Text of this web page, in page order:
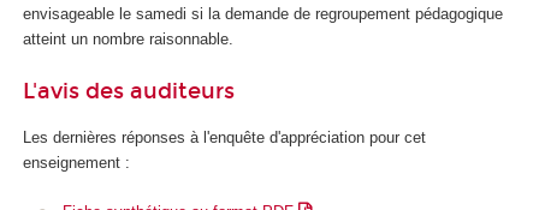
envisageable le samedi si la demande de regroupement pédagogique
atteint un nombre raisonnable.
L'avis des auditeurs
Les dernières réponses à l'enquête d'appréciation pour cet
enseignement :